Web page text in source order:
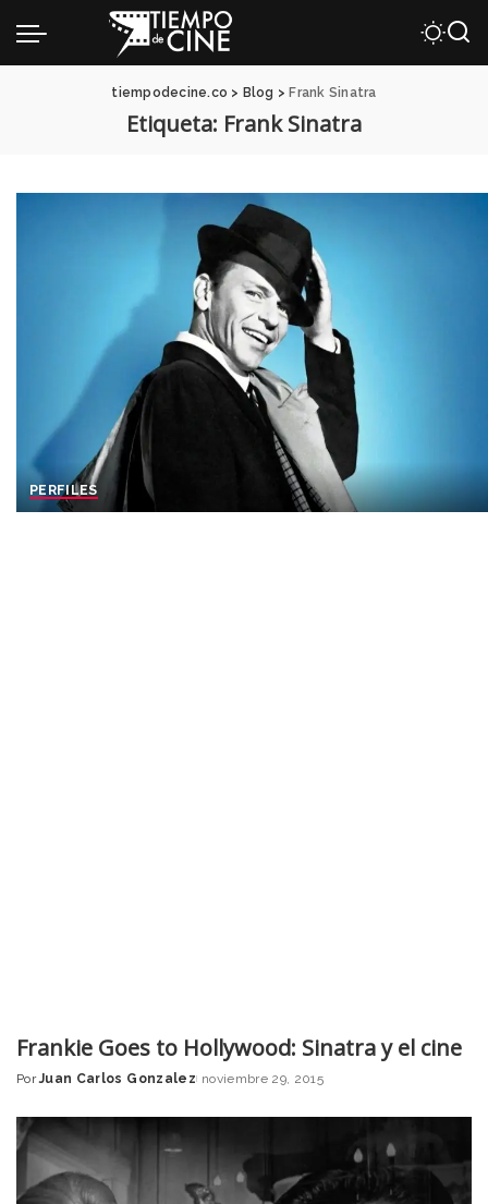
tiempodecine.co > Blog > Frank Sinatra
Etiqueta: Frank Sinatra
PERFILES
Frankie Goes to Hollywood: Sinatra y el cine
Posted
Por Juan Carlos Gonzalez noviembre 29, 2015